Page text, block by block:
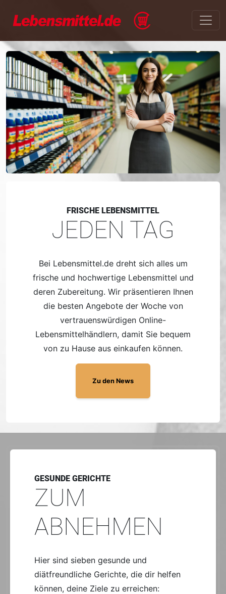
FRISCHE LEBENSMITTEL
JEDEN TAG
Bei Lebensmittel.de dreht sich alles um
frische und hochwertige Lebensmittel und
deren Zubereitung. Wir präsentieren Ihnen
die besten Angebote der Woche von
vertrauenswürdigen Online-
Lebensmittelhändlern, damit Sie bequem
von zu Hause aus einkaufen können.
Zu den News
GESUNDE GERICHTE
ZUM
ABNEHMEN
Hier sind sieben gesunde und
diätfreundliche Gerichte, die dir helfen
können, deine Ziele zu erreichen: